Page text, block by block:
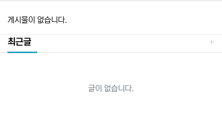
게시물이 없습니다.
최근글
글이 없습니다.